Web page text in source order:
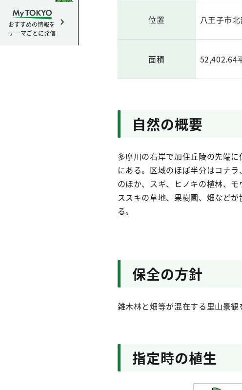
おすすめの情報を
テーマごとに発信
位置 八王子市
面積 52,402.64
自然の概要
多摩川の右岸で加住丘陵の先端
にある。区域のほぼ半分はコナ
のほか、スギ、ヒノキの植林、
ススキの草地、果樹園、畑など
る。
保全の方針
雑木林と畑等が混在する里山景観
指定時の植生